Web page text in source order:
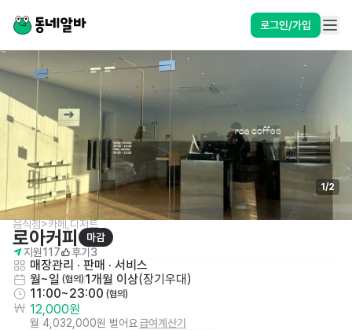
로그인/가입
1/2
음식점>카페,디저트
로아커피
마감
지원117 후기 3
매장관리 · 판매 · 서비스
월~일 (협의) 1개월 이상(장기우대 )
11:00~23:00 (협의)
12,000원
월 4,032,000원 벌어요급여계산기